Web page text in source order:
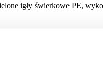
igły świerkowe PE,